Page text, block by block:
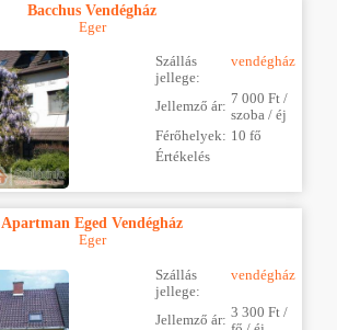
Bacchus Vendégház
Eger
Szállás
jellege:
vendégház
Jellemző ár: 7 000 Ft /
szoba / éj
Férőhelyek: 10 fő
Értékelés
Apartman Eged Vendégház
Eger
Szállás
jellege:
vendégház
Jellemző ár: 3 300 Ft /